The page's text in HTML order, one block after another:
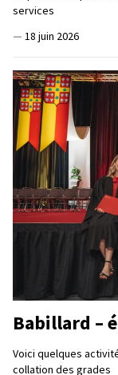
services
— 18 juin 2026
Babillard –
Voici quelques
collation des grades